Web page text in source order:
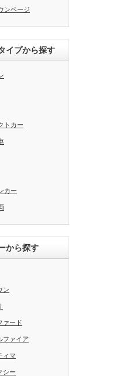
ンページ
イプから探す
トカー
カー
から探す
ン
ァード
ファイア
ィマ
シー